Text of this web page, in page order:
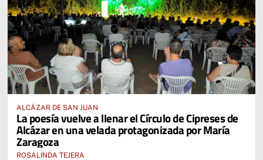
ALCÁZAR DE SAN JUAN
La poesía vuelve a llenar el Círculo de Cipreses de
Alcázar en una velada protagonizada por María
Zaragoza
ROSALINDA TEJERA